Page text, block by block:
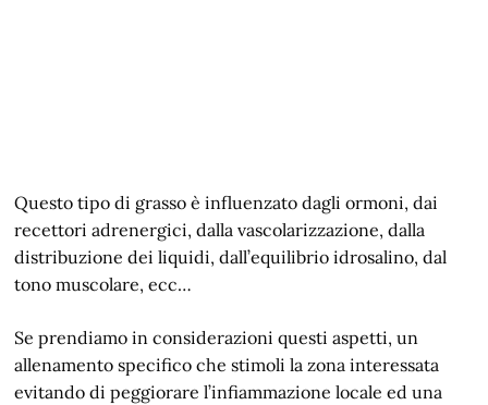
Questo tipo di grasso è influenzato dagli ormoni, dai
recettori adrenergici, dalla vascolarizzazione, dalla
distribuzione dei liquidi, dall’equilibrio idrosalino, dal
tono muscolare, ecc…
Se prendiamo in considerazioni questi aspetti, un
allenamento specifico che stimoli la zona interessata
evitando di peggiorare l’infiammazione locale ed una